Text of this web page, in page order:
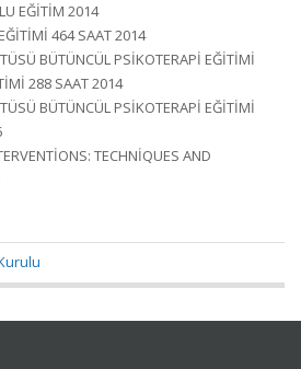
EĞİTİM 2014
464 SAAT 2014
BÜTÜNCÜL PSİKOTERAPİ EĞİTİMİ
288 SAAT 2014
BÜTÜNCÜL PSİKOTERAPİ EĞİTİMİ
TECHNİQUES AND